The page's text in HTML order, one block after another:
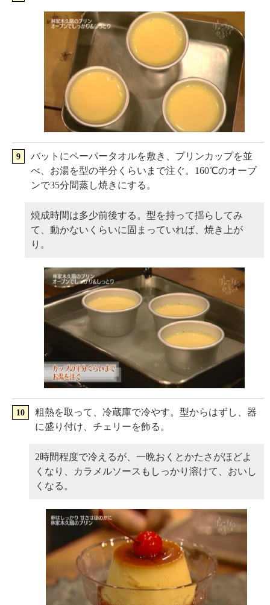
バットにペーパータオルを敷き、プリンカップを並
べ、お湯を型の半分くらいまで注ぐ。160℃のオーブ
ンで35分間蒸し焼きにする。
焼成時間は多少前後する。型を持って揺らしてみ
て、動かないくらいに固まっていれば、焼き上が
り。
粗熱を取って、冷蔵庫で冷やす。型からはずし、器
に盛り付け、チェリーを飾る。
2時間程度で冷えるが、一晩おくとかたさがほどよ
くなり、カラメルソースもしっかり溶けて、おいし
くなる。